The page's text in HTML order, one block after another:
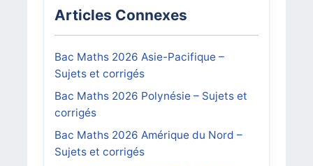
Articles Connexes
Bac Maths 2026 Asie-Pacifique –
Sujets et corrigés
Bac Maths 2026 Polynésie – Sujets et
corrigés
Bac Maths 2026 Amérique du Nord –
Sujets et corrigés